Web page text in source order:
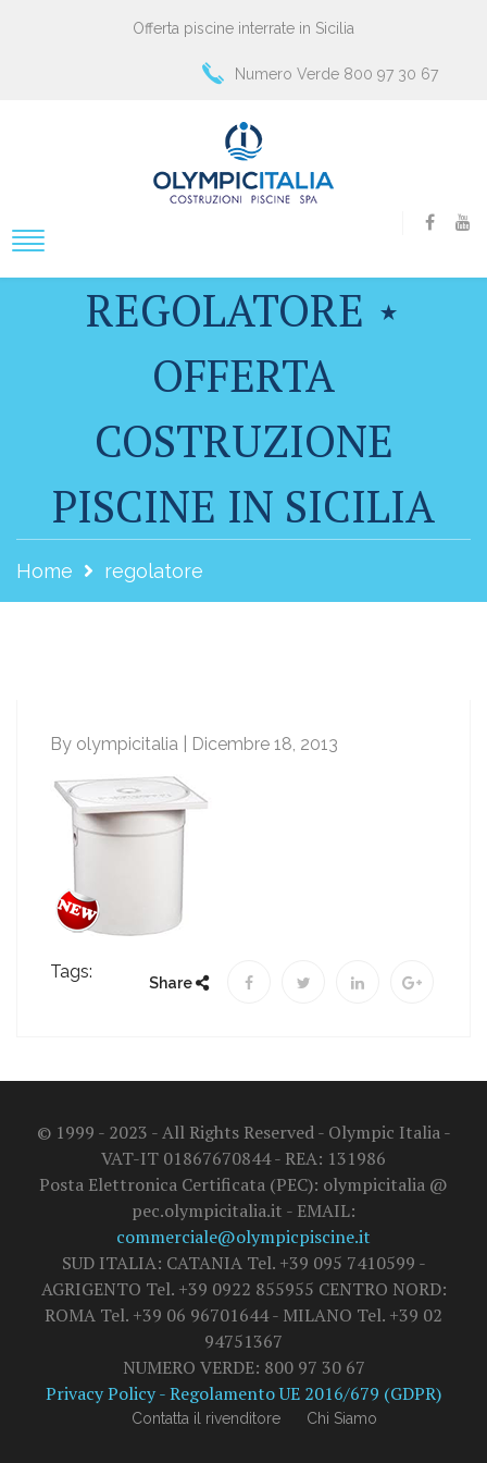
Offerta piscine interrate in Sicilia
Numero Verde 800 97 30 67
REGOLATORE ⋆
OFFERTA
COSTRUZIONE
PISCINE IN SICILIA
Home regolatore
By olympicitalia | Dicembre 18, 2013
Tags:
Share
© 1999 - 2023 - All Rights Reserved - Olympic Italia -
VAT-IT 01867670844 - REA: 131986
Posta Elettronica Certificata (PEC): olympicitalia @
pec.olympicitalia.it - EMAIL:
commerciale@olympicpiscine.it
SUD ITALIA: CATANIA Tel. +39 095 7410599 -
AGRIGENTO Tel. +39 0922 855955 CENTRO NORD:
ROMA Tel. +39 06 96701644 - MILANO Tel. +39 02
94751367
NUMERO VERDE: 800 97 30 67
Privacy Policy - Regolamento UE 2016/679 (GDPR)
Contatta il rivenditore Chi Siamo